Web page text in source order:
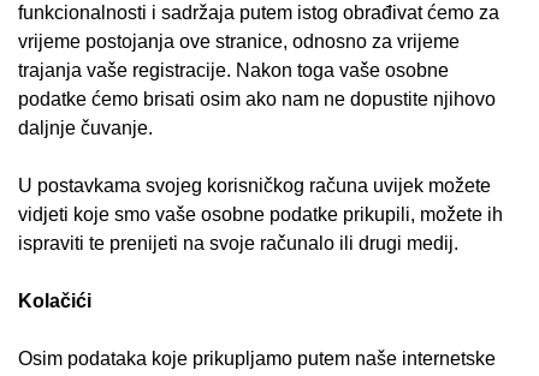
funkcionalnosti i sadržaja putem istog obrađivat ćemo za
vrijeme postojanja ove stranice, odnosno za vrijeme
trajanja vaše registracije. Nakon toga vaše osobne
podatke ćemo brisati osim ako nam ne dopustite njihovo
daljnje čuvanje.
U postavkama svojeg korisničkog računa uvijek možete
vidjeti koje smo vaše osobne podatke prikupili, možete ih
ispraviti te prenijeti na svoje računalo ili drugi medij.
Kolačići
Osim podataka koje prikupljamo putem naše internetske